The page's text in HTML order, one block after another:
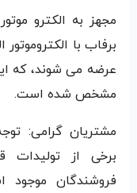
مجهز به الکترو
عرضه می شوند، که
مشخص شده است.
مشتریان گرامی:
برخی از تولیدات
فروشندگان موجود